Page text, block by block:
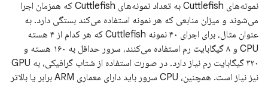
نمونه‌های Cuttlefish به تعداد نمونه‌های Cuttlefish که همزمان اجرا
می‌شوند و میزان منابعی که هر نمونه استفاده می‌کند بستگی دارد. به
عنوان مثال، برای اجرای ۴۰ نمونه Cuttlefish که هر کدام از ۴ هسته
CPU و ۸ گیگابایت رم استفاده می‌کنند، سرور حداقل به ۱۶۰ هسته و
۳۲۰ گیگابایت رم نیاز دارد. در صورت استفاده از شتاب گرافیکی، به GPU
نیز نیاز است. همچنین، CPU سرور باید دارای معماری ARM برابر یا بالاتر